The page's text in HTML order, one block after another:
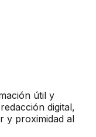
útil y
digital,
y proximidad al